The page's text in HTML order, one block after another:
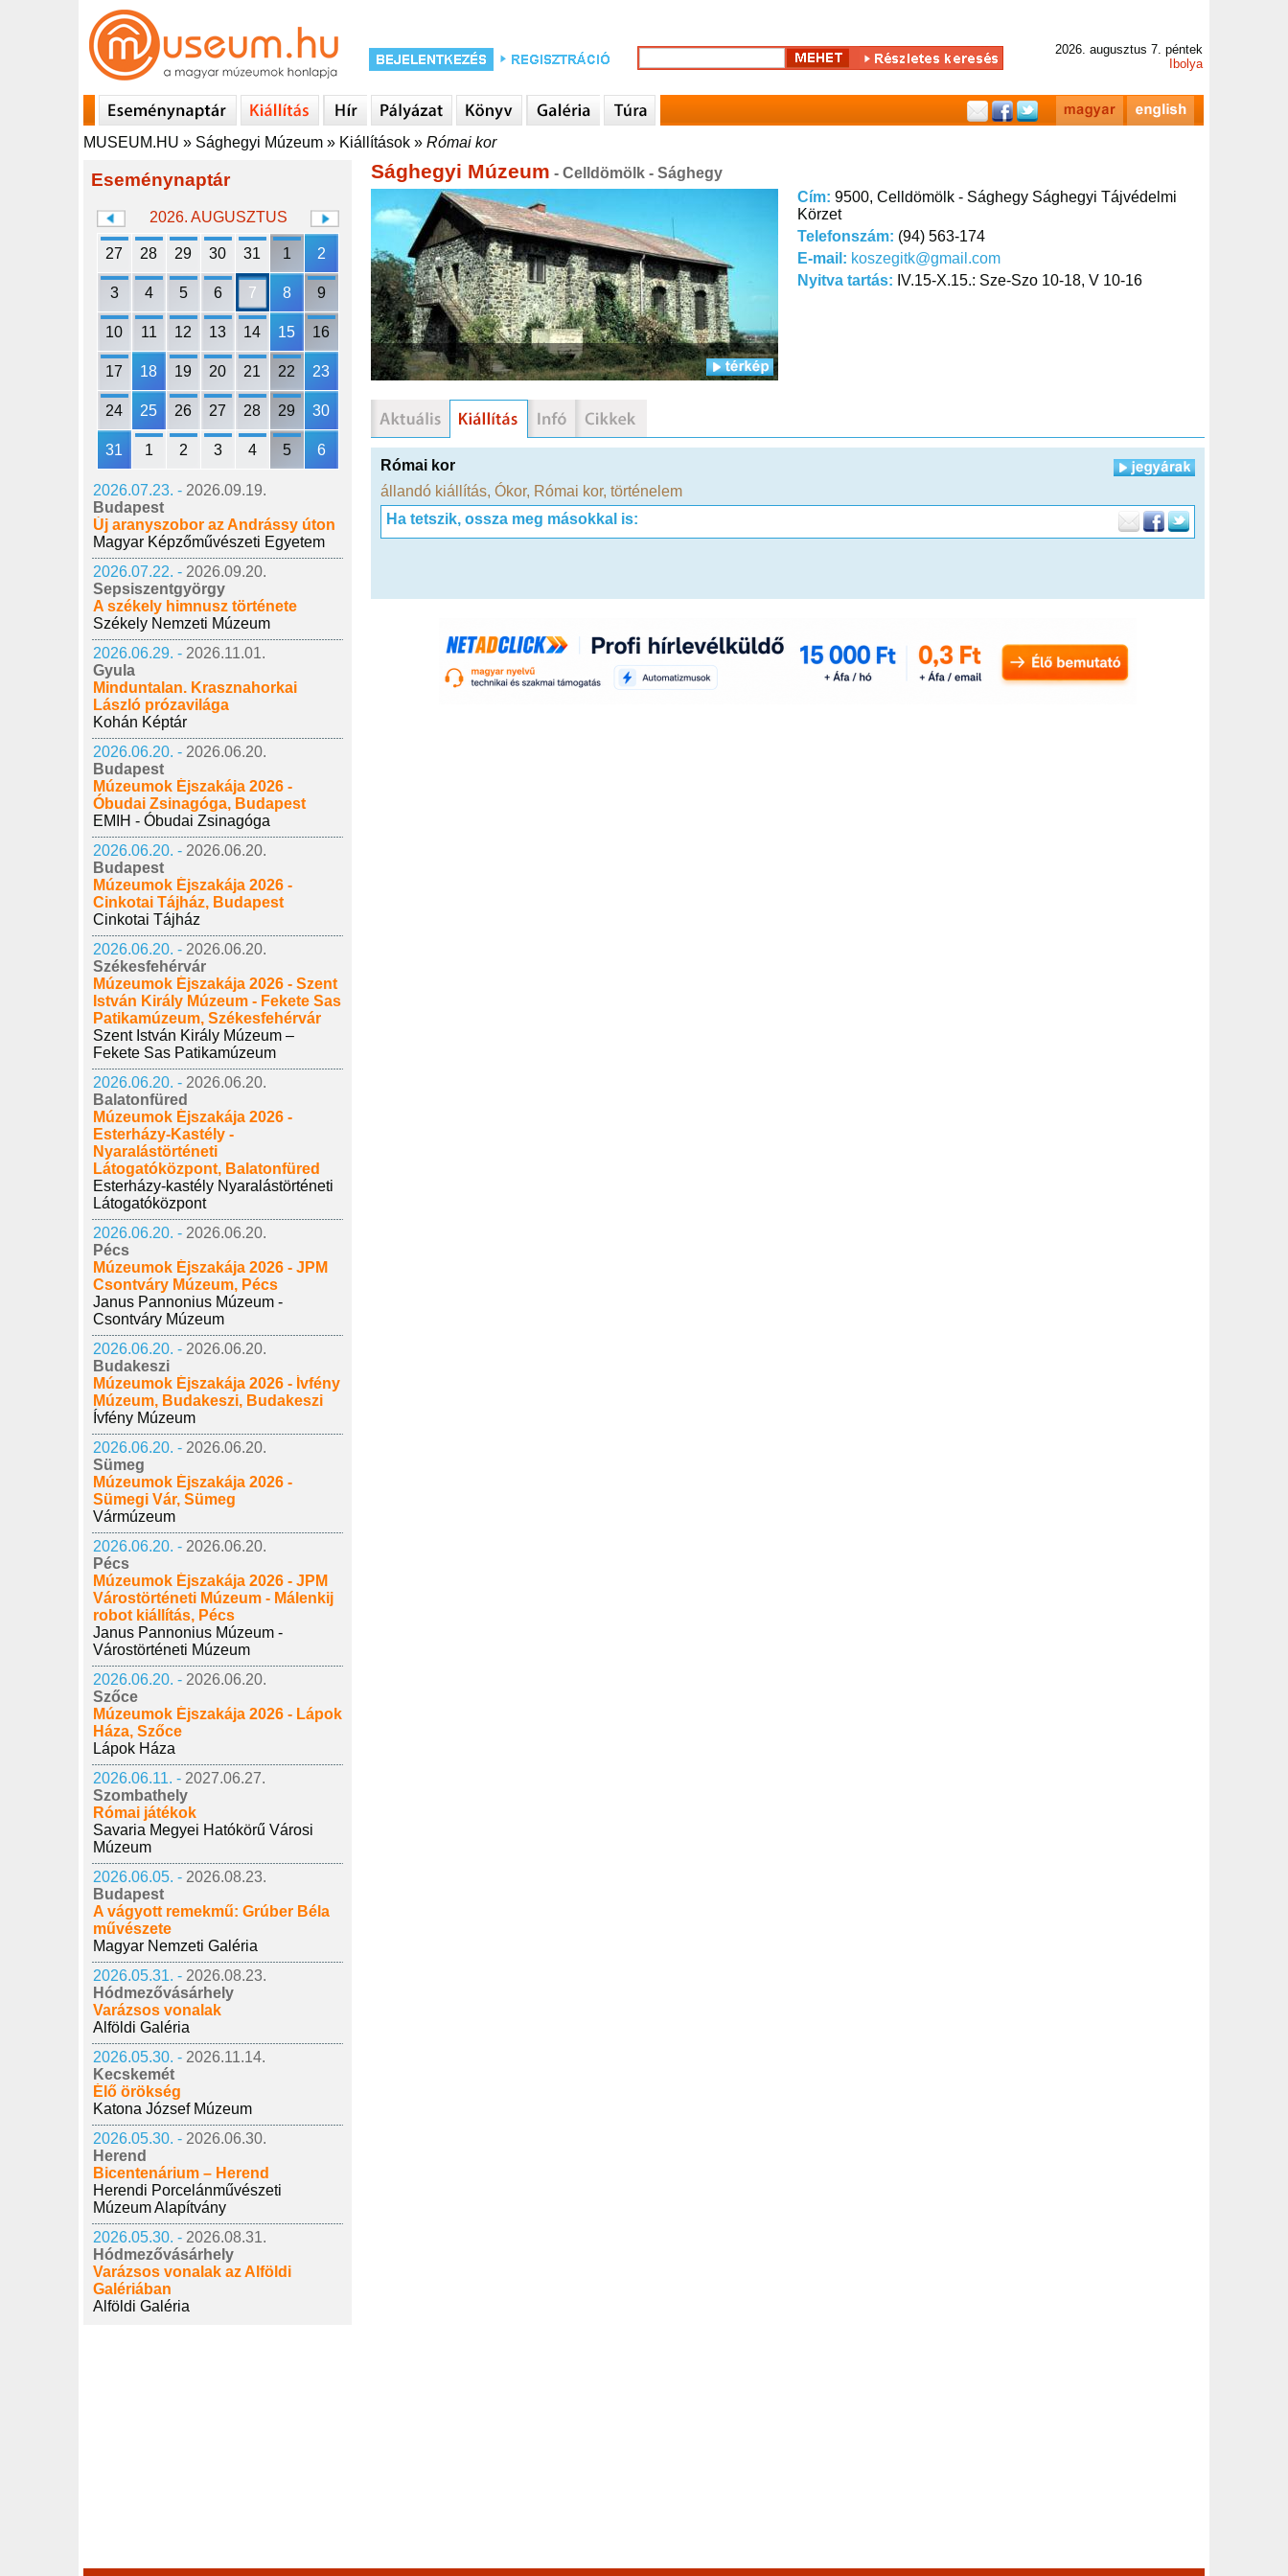
2026. augusztus 7. péntek
Ibolya
MUSEUM.HU » Sághegyi Múzeum » Kiállítások » Római kor
Eseménynaptár
2026. AUGUSZTUS
27 28 29 30 31 1 2
3 4 5 6 7 8 9
10 11 12 13 14 15 16
17 18 19 20 21 22 23
24 25 26 27 28 29 30
31 1 2 3 4 5 6
2026.07.23. - 2026.09.19.
Budapest
Új aranyszobor az Andrássy úton
Magyar Képzőművészeti Egyetem
2026.07.22. - 2026.09.20.
Sepsiszentgyörgy
A székely himnusz története
Székely Nemzeti Múzeum
2026.06.29. - 2026.11.01.
Gyula
Minduntalan. Krasznahorkai
László prózavilága
Kohán Képtár
2026.06.20. - 2026.06.20.
Budapest
Múzeumok Éjszakája 2026 -
Óbudai Zsinagóga, Budapest
EMIH - Óbudai Zsinagóga
2026.06.20. - 2026.06.20.
Budapest
Múzeumok Éjszakája 2026 -
Cinkotai Tájház, Budapest
Cinkotai Tájház
2026.06.20. - 2026.06.20.
Székesfehérvár
Múzeumok Éjszakája 2026 - Szent
István Király Múzeum - Fekete Sas
Patikamúzeum, Székesfehérvár
Szent István Király Múzeum –
Fekete Sas Patikamúzeum
2026.06.20. - 2026.06.20.
Balatonfüred
Múzeumok Éjszakája 2026 -
Esterházy-Kastély -
Nyaralástörténeti
Látogatóközpont, Balatonfüred
Esterházy-kastély Nyaralástörténeti
Látogatóközpont
2026.06.20. - 2026.06.20.
Pécs
Múzeumok Éjszakája 2026 - JPM
Csontváry Múzeum, Pécs
Janus Pannonius Múzeum -
Csontváry Múzeum
2026.06.20. - 2026.06.20.
Budakeszi
Múzeumok Éjszakája 2026 - Ívfény
Múzeum, Budakeszi, Budakeszi
Ívfény Múzeum
2026.06.20. - 2026.06.20.
Sümeg
Múzeumok Éjszakája 2026 -
Sümegi Vár, Sümeg
Vármúzeum
2026.06.20. - 2026.06.20.
Pécs
Múzeumok Éjszakája 2026 - JPM
Várostörténeti Múzeum - Málenkij
robot kiállítás, Pécs
Janus Pannonius Múzeum -
Várostörténeti Múzeum
2026.06.20. - 2026.06.20.
Szőce
Múzeumok Éjszakája 2026 - Lápok
Háza, Szőce
Lápok Háza
2026.06.11. - 2027.06.27.
Szombathely
Római játékok
Savaria Megyei Hatókörű Városi
Múzeum
2026.06.05. - 2026.08.23.
Budapest
A vágyott remekmű: Grúber Béla
művészete
Magyar Nemzeti Galéria
2026.05.31. - 2026.08.23.
Hódmezővásárhely
Varázsos vonalak
Alföldi Galéria
2026.05.30. - 2026.11.14.
Kecskemét
Élő örökség
Katona József Múzeum
2026.05.30. - 2026.06.30.
Herend
Bicentenárium – Herend
Herendi Porcelánművészeti
Múzeum Alapítvány
2026.05.30. - 2026.08.31.
Hódmezővásárhely
Varázsos vonalak az Alföldi
Galériában
Alföldi Galéria
Sághegyi Múzeum - Celldömölk - Sághegy
Cím: 9500, Celldömölk - Sághegy Sághegyi Tájvédelmi
Körzet
Telefonszám: (94) 563-174
E-mail: koszegitk@gmail.com
Nyitva tartás: IV.15-X.15.: Sze-Szo 10-18, V 10-16
Római kor
állandó kiállítás, Ókor, Római kor, történelem
Ha tetszik, ossza meg másokkal is: